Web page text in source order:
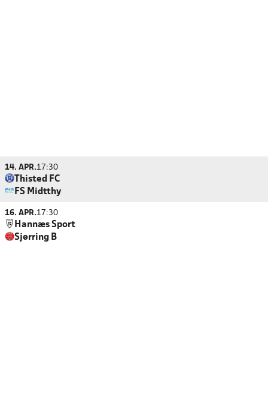
14. APR.17:30
Thisted FC
FS Midtthy
16. APR.17:30
Hannæs Sport
Sjørring B